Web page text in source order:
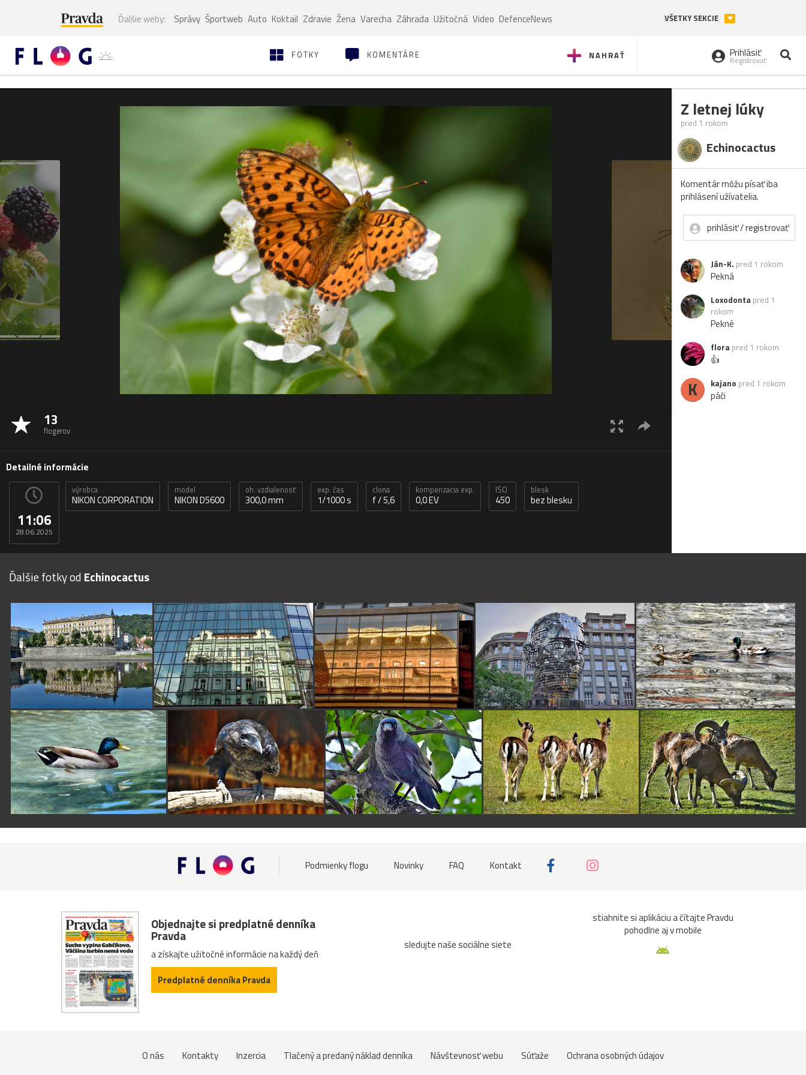
Ďalšie weby: Správy Športweb Auto Koktail Zdravie Žena Varecha Záhrada Užitočná Video DefenceNews VŠETKY SEKCIE
NAHRAŤ
FOTKY KOMENTÁRE Prihlásiť
Registrovať
13
flogerov
Detailné informácie
11:06
28.06.2025
výrobca
NIKON CORPORATION
model
NIKON D5600
oh. vzdialenosť
300,0 mm
exp. čas
1/1000 s
clona
f / 5,6
kompenzacia exp.
0,0 EV
ISO
450
blesk
bez blesku
Z letnej lúky
pred 1 rokom
Echinocactus
Komentár môžu písať iba
prihlásení užívatelia.
prihlásiť / registrovať
Ján-K. pred 1 rokom
Pekná
Loxodonta pred 1
rokom
Pekné
flora pred 1 rokom
👍
K kajano pred 1 rokom
páči
Ďalšie fotky od Echinocactus
Podmienky flogu Novinky FAQ Kontakt
Objednajte si predplatné denníka
Pravda
a získajte užitočné informácie na každý deň
Predplatné denníka Pravda
sledujte naše sociálne siete
stiahnite si aplikáciu a čítajte Pravdu
pohodlne aj v mobile
O nás Kontakty Inzercia Tlačený a predaný náklad denníka Návštevnosť webu Súťaže Ochrana osobných údajov